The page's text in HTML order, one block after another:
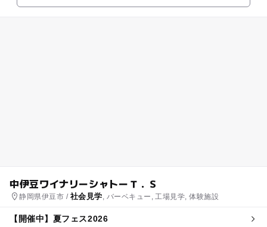
中伊豆ワイナリーシャトーＴ．Ｓ
静岡県伊豆市 / 社会見学 , バーベキュー, 工場見学, 体験施設
【開催中】夏フェス2026